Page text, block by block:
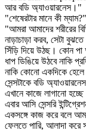
আর বডি অ্যাওয়ারনেস।"
"শেষেরটার মানে কী ম্যাম?"
"আমরা আমাদের শরীরের
নাড়াচাড়া করব, সেটা
সিঁড়ি দিয়ে উঠছ। কোন পা
ধাপ ডিঙিয়ে উঠবে নাকি
নাকি কোনো একদিকে
সেন্সটাকে বডি
এখানে কাজে লাগানো
এবার আসি সেন্সরি
একসঙ্গে কাজ করে বলে
ফেলতে পারি, আলাদা করে